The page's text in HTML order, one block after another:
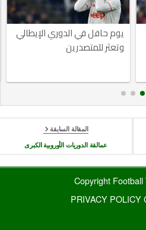
يوم حافل في الدوري الإيطالي
وتعثر للمتصدرين
المقالة السابقة
عمالقة الدوريات الأوروبية الكبرى
PRIVACY POLICY